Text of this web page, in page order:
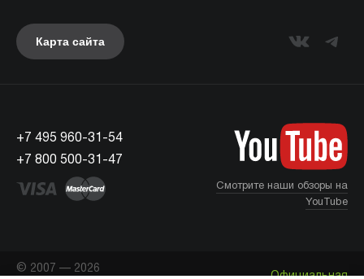
Карта сайта
+7 495 960-31-54
+7 800 500-31-47
Смотрите наши обзоры на
YouTube
© 2007 — 2026
Официальная